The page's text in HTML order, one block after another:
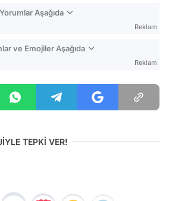
Yorumlar Aşağıda
Reklam
ve Emojiler Aşağıda
Reklam
TEPKİ VER!